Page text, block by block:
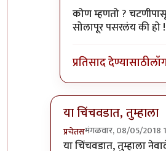
कोण म्हणतो ?
सोलापूर पसरलंय की हो !
प्रतिसाद देण्यासाठी
या चिंचवडात, तुम्हाला
प्रचेतसमंगळवार, 08/05/2018
In reply to+१byसस्नेह
या चिंचवडात, तुम्हाला